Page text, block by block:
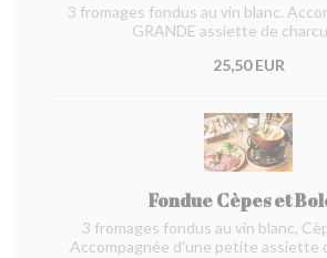
3 fromages fondus au vin blanc.
GRANDE assiette de
25,50 EUR
Fondue Cèpes et
3 fromages fondus au vin blanc,
Accompagnée d'une petite assiette